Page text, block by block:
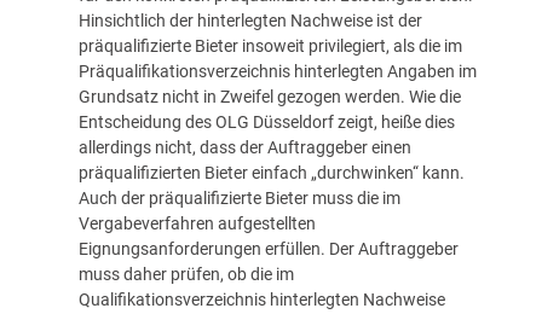
Hinsichtlich der hinterlegten Nachweise ist der
präqualifizierte Bieter insoweit privilegiert, als die im
Präqualifikationsverzeichnis hinterlegten Angaben im
Grundsatz nicht in Zweifel gezogen werden. Wie die
Entscheidung des OLG Düsseldorf zeigt, heiße dies
allerdings nicht, dass der Auftraggeber einen
präqualifizierten Bieter einfach „durchwinken“ kann.
Auch der präqualifizierte Bieter muss die im
Vergabeverfahren aufgestellten
Eignungsanforderungen erfüllen. Der Auftraggeber
muss daher prüfen, ob die im
Qualifikationsverzeichnis hinterlegten Nachweise